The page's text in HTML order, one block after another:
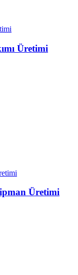
Üretimi
Üretimi